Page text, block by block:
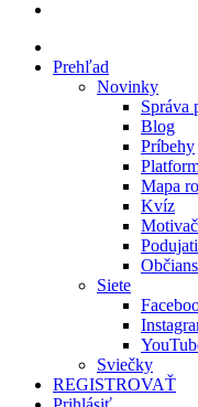
Prehľad
Novinky
Správa
Blog
Príbehy
Mapa
Kvíz
Siete
Sviečky
REGISTROVAŤ